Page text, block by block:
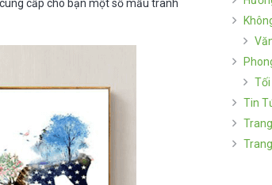
cấp cho bạn một số mẫu tranh
Tối
Tin